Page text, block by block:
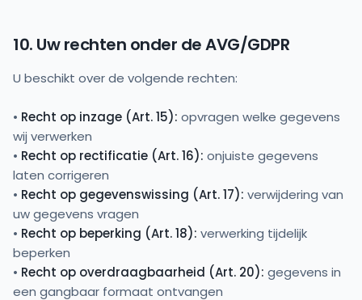
10. Uw rechten onder de AVG/GDPR
U beschikt over de volgende rechten:
• Recht op inzage (Art. 15): opvragen welke gegevens
wij verwerken
• Recht op rectificatie (Art. 16): onjuiste gegevens
laten corrigeren
• Recht op gegevenswissing (Art. 17): verwijdering van
uw gegevens vragen
• Recht op beperking (Art. 18): verwerking tijdelijk
beperken
• Recht op overdraagbaarheid (Art. 20): gegevens in
een gangbaar formaat ontvangen